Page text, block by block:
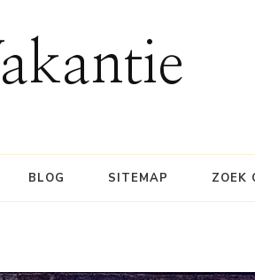
BLOG SITEMAP ZOEK